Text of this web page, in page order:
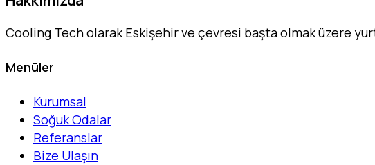
Cooling Tech olarak Eskişehir ve çevresi başta olmak üzere
Menüler
Kurumsal
Soğuk Odalar
Referanslar
Bize Ulaşın